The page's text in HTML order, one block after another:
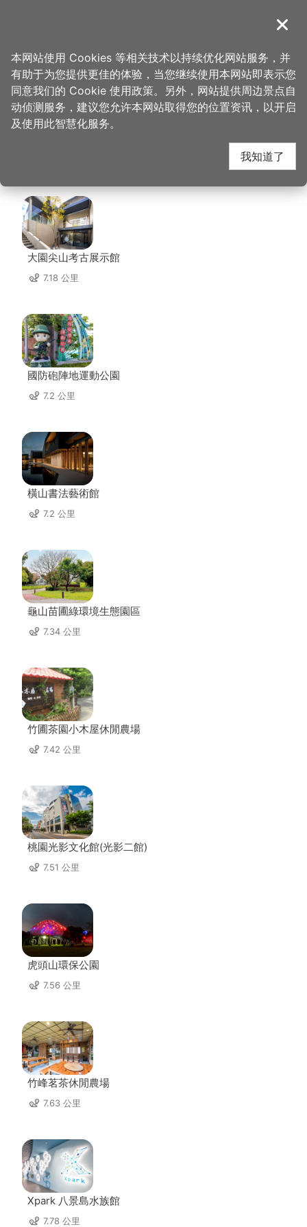
導覽
首页 > 想去的地方 > 美食、购物 > 豆之家食品科技股份有限公司
豆之家食品科技股份有
限公司 周边景点
大園尖山考古展示館
7.18 公里
國防砲陣地運動公園
7.2 公里
橫山書法藝術館
7.2 公里
龜山苗圃綠環境生態園區
7.34 公里
竹圃茶園小木屋休閒農場
7.42 公里
桃園光影文化館(光影二館)
7.51 公里
虎頭山環保公園
7.56 公里
竹峰茗茶休閒農場
7.63 公里
Xpark 八景島水族館
7.78 公里
关闭
本网站使用 Cookies 等相关技术以持续优化网站服务，并
有助于为您提供更佳的体验，当您继续使用本网站即表示您
同意我们的 Cookie 使用政策。另外，网站提供周边景点自
动侦测服务，建议您允许本网站取得您的位置资讯，以开启
及使用此智慧化服务。
我知道了